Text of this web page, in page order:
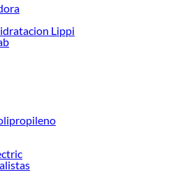
descubre todo lo que tenemos para
de Velos y Visillos en Sodimac.
proyectos de renovación y decoración.
Lippi